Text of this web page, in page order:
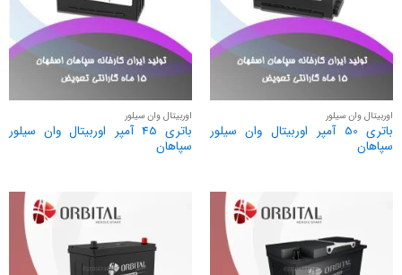
اوربیتال وان سیلور
باتری 50 آمپر اوربیتال وان سیلور
سپاهان
اوربیتال وان سیلور
باتری 45 آمپر اوربیتال وان سیلور
سپاهان